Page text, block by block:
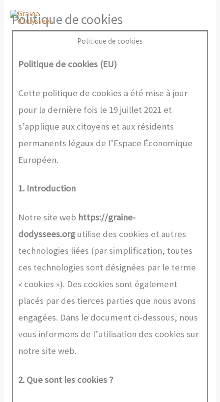
contenu
Politique de cookies
Politique de cookies
Politique de cookies (EU)
Cette politique de cookies a été mise à jour
pour la dernière fois le 19 juillet 2021 et
s’applique aux citoyens et aux résidents
permanents légaux de l’Espace Économique
Européen.
1. Introduction
Notre site web https://graine-
dodyssees.orgutilise des cookies et autres
technologies liées (par simplification, toutes
ces technologies sont désignées par le terme
« cookies »). Des cookies sont également
placés par des tierces parties que nous avons
engagées. Dans le document ci-dessous, nous
vous informons de l’utilisation des cookies sur
notre site web.
2. Que sont les cookies ?